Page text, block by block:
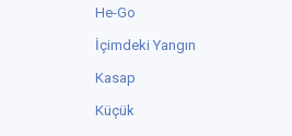
He-Go
İçimdeki Yangın
Kasap
Küçük